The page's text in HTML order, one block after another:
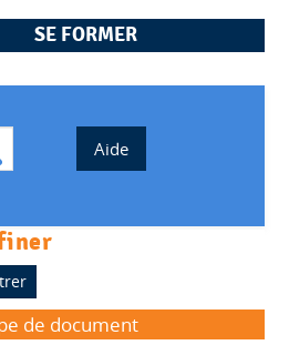
SE FORMER
de document